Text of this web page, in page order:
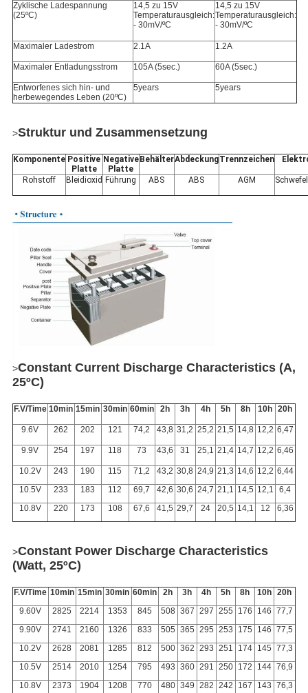
Zyklische Ladespannung
(25ºC)
14,5 zu 15V
Temperaturausgleich:
- 30mV/ºC
14,5 zu 15V
Temperaturausgleich:
- 30mV/ºC
Maximaler Ladestrom 2.1A 1.2A
Maximaler Entladungsstrom 105A (5sec.) 60A(5sec.)
Entworfenes sich hin- und
herbewegendes Leben (20ºC)
5years 5years
>Struktur und Zusammensetzung
Komponente Positive
Platte
Negative
Platte
BehälterAbdeckungTrennzeichen
Rohstoff Bleidioxid Führung ABS ABS AGM
>Constant Current Discharge Characteristics (A,
25ºC)
F.V/Time 10min 15min 30min 60min 2h 3h 4h 5h 8h 10h 20h
9.6V 262 202 121 74,2 43,8 31,2 25,2 21,5 14,8 12,2 6,47
9.9V 254 197 118 73 43,6 31 25,1 21,4 14,7 12,2 6,46
10.2V 243 190 115 71,2 43,2 30,8 24,9 21,3 14,6 12,2 6,44
10.5V
233 183 112 69,7 42,6 30,6 24,7 21,1 14,5 12,1
6,4
10.8V
220 173 108 67,6 41,5 29,7 24 20,5 14,1 12 6,36
>Constant Power Discharge Characteristics
(Watt, 25ºC)
F.V/Time 10min 15min 30min 60min 2h 3h 4h 5h 8h 10h
20h
9.60V
2825 2214 1353 845 508 367 297 255 176 146 77,7
9.90V
2741 2160 1326 833 505 365 295 253 175 146 77,5
10.2V
2628 2081 1285 812 500 362 293 251 174 145 77,3
10.5V
2514 2010 1254 795 493 360 291 250 172 144 76,9
10.8V
2373 1904 1208 770 480 349 282 242 167 143 76,3